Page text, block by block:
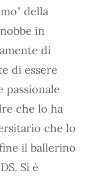
della
in
di
di essere
passionale
che lo ha
che lo
il ballerino
Si è